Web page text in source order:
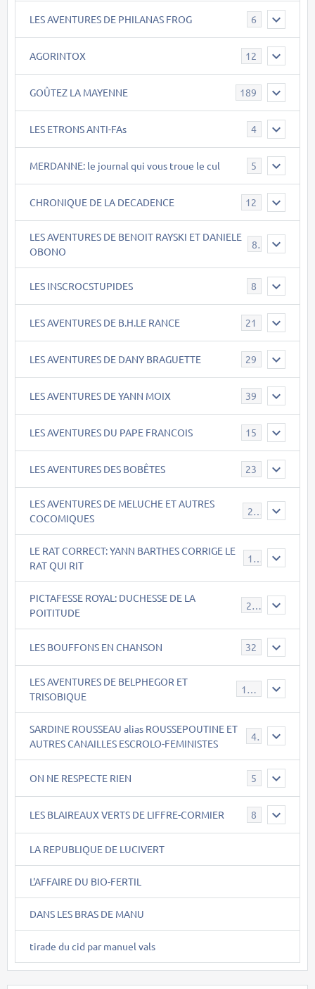
LES AVENTURES DE PHILANAS FROG 6
AGORINTOX 12
GOÛTEZ LA MAYENNE 189
LES ETRONS ANTI-FAs 4
MERDANNE: le journal qui vous troue le cul 5
CHRONIQUE DE LA DECADENCE 12
LES AVENTURES DE BENOIT RAYSKI ET DANIELE
OBONO
8
LES INSCROCSTUPIDES 8
LES AVENTURES DE B.H.LE RANCE 21
LES AVENTURES DE DANY BRAGUETTE 29
LES AVENTURES DE YANN MOIX 39
LES AVENTURES DU PAPE FRANCOIS 15
LES AVENTURES DES BOBÊTES 23
LES AVENTURES DE MELUCHE ET AUTRES
COCOMIQUES
22
LE RAT CORRECT: YANN BARTHES CORRIGE LE
RAT QUI RIT
15
PICTAFESSE ROYAL: DUCHESSE DE LA
POITITUDE
23
LES BOUFFONS EN CHANSON 32
LES AVENTURES DE BELPHEGOR ET
TRISOBIQUE
147
SARDINE ROUSSEAU alias ROUSSEPOUTINE ET
AUTRES CANAILLES ESCROLO-FEMINISTES
40
ON NE RESPECTE RIEN 5
LES BLAIREAUX VERTS DE LIFFRE-CORMIER 8
LA REPUBLIQUE DE LUCIVERT
L'AFFAIRE DU BIO-FERTIL
DANS LES BRAS DE MANU
tirade du cid par manuel vals